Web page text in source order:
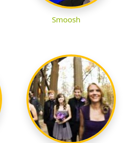
Smoosh